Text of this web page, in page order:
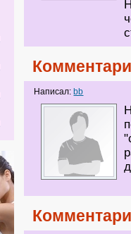
Написал: bb